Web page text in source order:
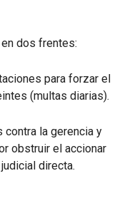
dos frentes:
para forzar el
(multas diarias).
la gerencia y
obstruir el accionar
directa.